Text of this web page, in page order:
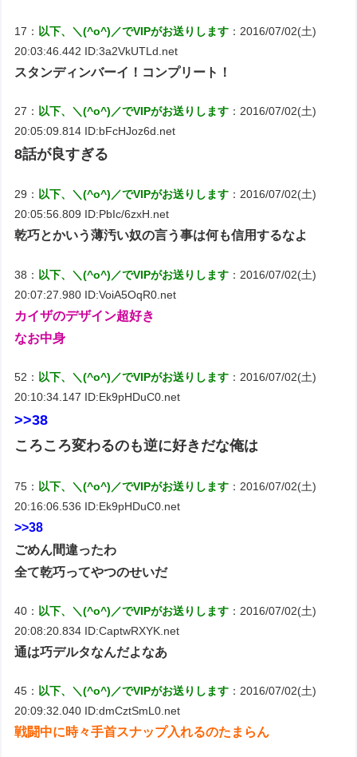
17： 以下、＼(^o^)／でVIPがお送りします ：2016/07/02(土)
20:03:46.442 ID:3a2VkUTLd.net
スタンディンバーイ！コンプリート！
27： 以下、＼(^o^)／でVIPがお送りします ：2016/07/02(土)
20:05:09.814 ID:bFcHJoz6d.net
8話が良すぎる
29： 以下、＼(^o^)／でVIPがお送りします ：2016/07/02(土)
20:05:56.809 ID:PbIc/6zxH.net
乾巧とかいう薄汚い奴の言う事は何も信用するなよ
38： 以下、＼(^o^)／でVIPがお送りします ：2016/07/02(土)
20:07:27.980 ID:VoiA5OqR0.net
カイザのデザイン超好き
なお中身
52： 以下、＼(^o^)／でVIPがお送りします ：2016/07/02(土)
20:10:34.147 ID:Ek9pHDuC0.net
>>38
ころころ変わるのも逆に好きだな俺は
75： 以下、＼(^o^)／でVIPがお送りします ：2016/07/02(土)
20:16:06.536 ID:Ek9pHDuC0.net
>>38
ごめん間違ったわ
全て乾巧ってやつのせいだ
40： 以下、＼(^o^)／でVIPがお送りします ：2016/07/02(土)
20:08:20.834 ID:CaptwRXYK.net
通は巧デルタなんだよなあ
45： 以下、＼(^o^)／でVIPがお送りします ：2016/07/02(土)
20:09:32.040 ID:dmCztSmL0.net
戦闘中に時々手首スナップ入れるのたまらん